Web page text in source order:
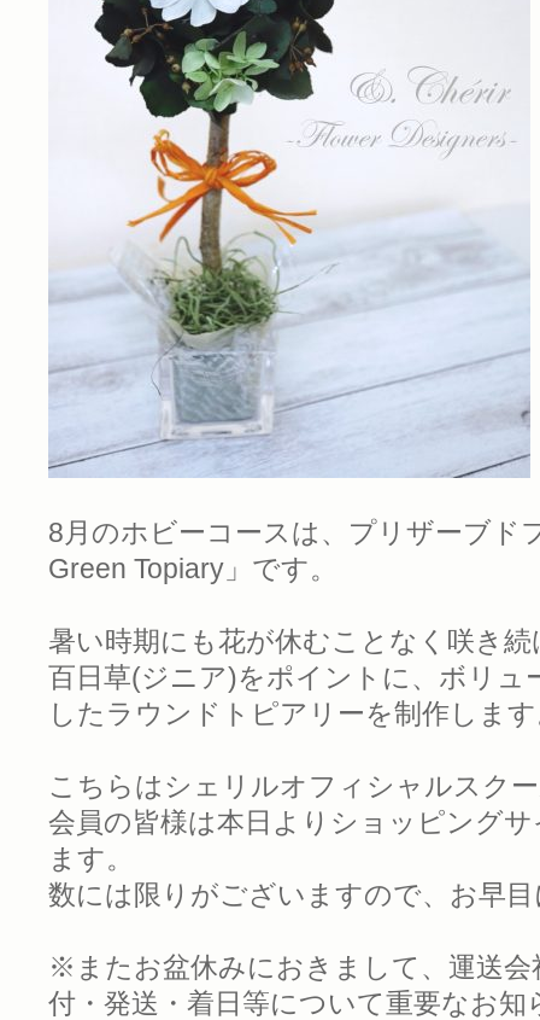
8月のホビーコースは、プリザーブド
Green Topiary」です。
暑い時期にも花が休むことなく咲き
百日草(ジニア)をポイントに、ボリ
したラウンドトピアリーを制作しま
こちらはシェリルオフィシャルスク
会員の皆様は本日よりショッピング
ます。
数には限りがございますので、お早
※またお盆休みにおきまして、運送
付・発送・着日等について重要なお